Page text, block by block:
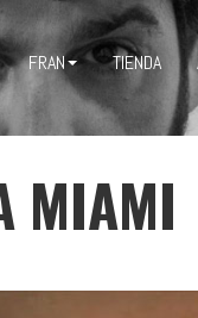
FRAN TIENDA
MIAMI